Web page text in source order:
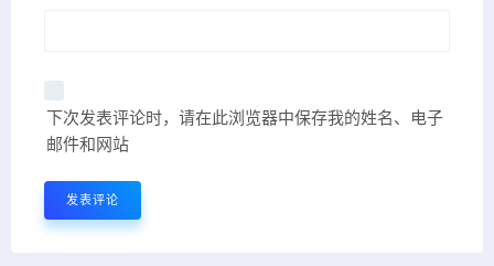
下次发表评论时，请在此浏览器中保存我的姓名、电子
邮件和网站